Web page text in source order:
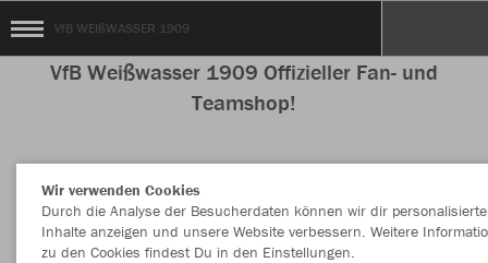
VfB WEIßWASSER 1909
VfB Weißwasser 1909 Offizieller Fan- und
Teamshop!
Nachhaltig Farbe
Wir verwenden Cookies
Durch die Analyse der Besucherdaten können wir dir personalisierte
Inhalte anzeigen und unsere Website verbessern. Weitere
zu den Cookies findest Du in den Einstellungen.